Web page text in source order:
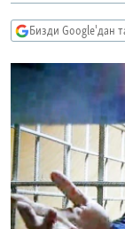
ЭКСПЕРТТЕР
БИЗ ЖАНА ДҮЙНӨ
ДАНИСТЕ
ЭЖЕ-СИҢДИЛЕР
АЗАТТЫК+
ЫҢГАЙСЫЗ
ӨЗГӨЧӨ ПИКИР
Русский
ОНЛАЙН ШЕРИНЕ
Бизди Google'дан